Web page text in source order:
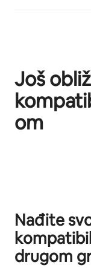
Još
om
Nađite
drugom